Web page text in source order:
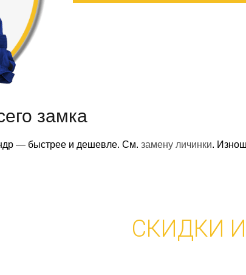
замка
— быстрее и дешевле. См. замену личинки.
СКИДКИ И